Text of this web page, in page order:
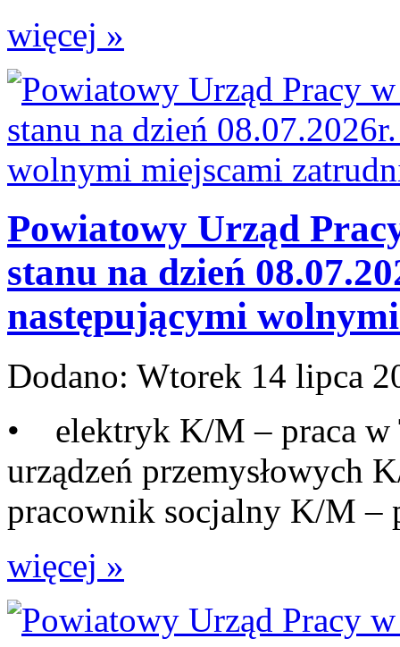
więcej »
Powiatowy Urząd
stanu na dzień
następującymi
Dodano: Wtorek 14 lipca
• elektryk K/M – praca
urządzeń
pracownik socjalny K/M –
więcej »